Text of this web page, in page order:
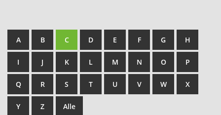
A B C D E F G H
I J K L M N O P
Q R S T U V W X
Y Z Alle